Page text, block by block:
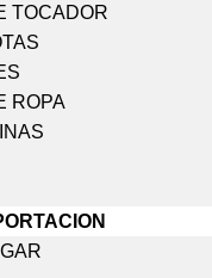
TOCADOR
ROPA